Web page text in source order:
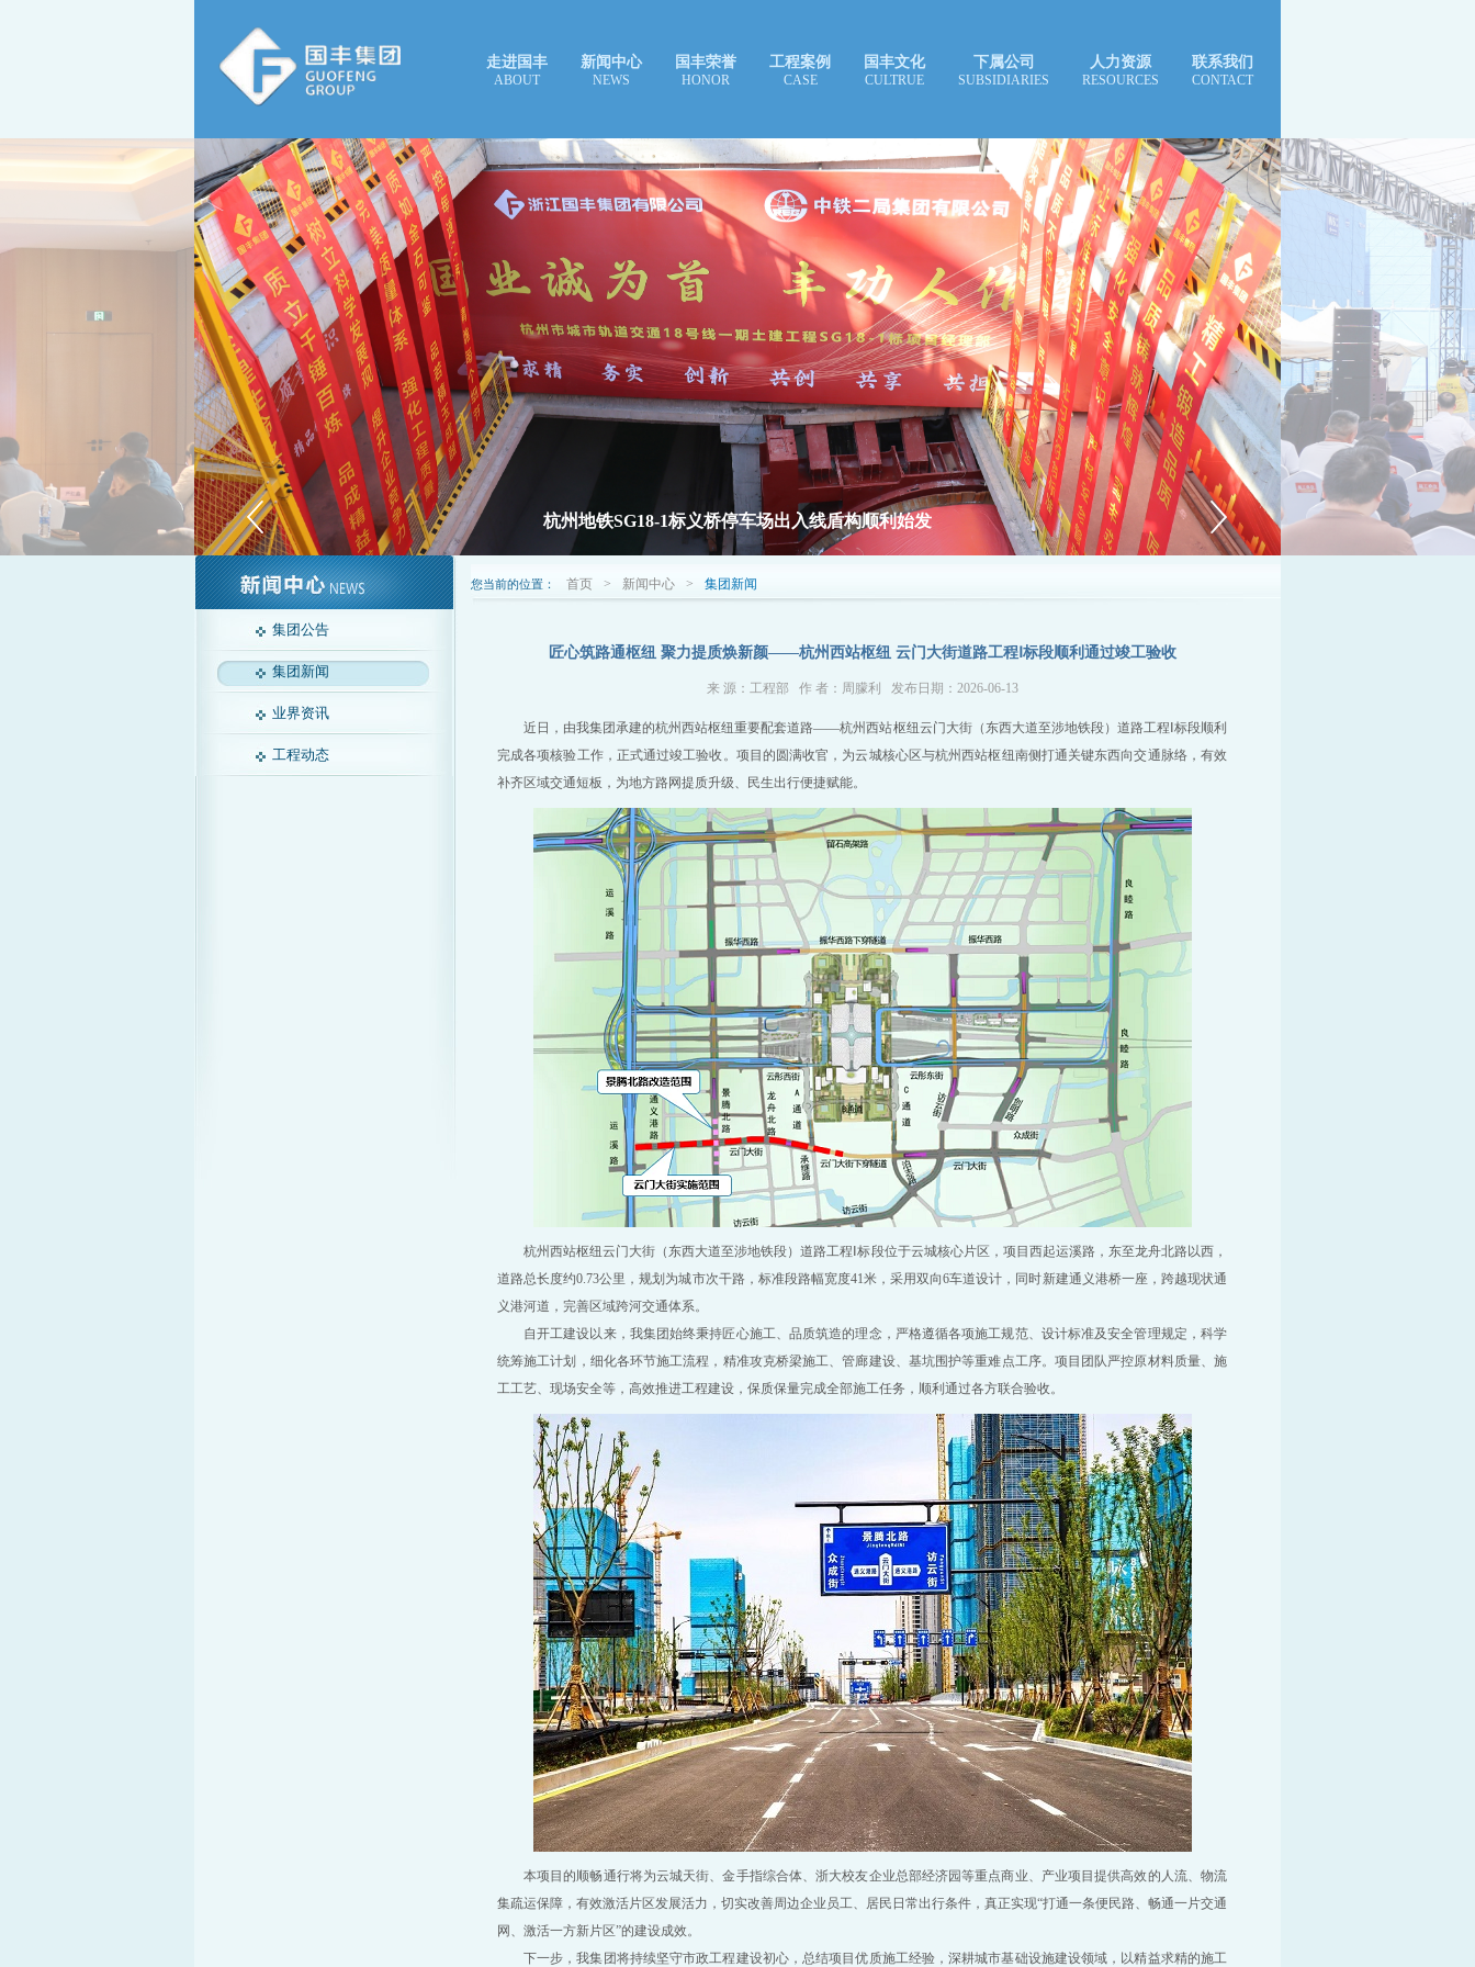
走进国丰
ABOUT
新闻中心
NEWS
国丰荣誉
HONOR
工程案例
CASE
国丰文化
CULTRUE
下属公司
SUBSIDIARIES
人力资源
RESOURCES
联系我们
CONTACT
杭州地铁SG18-1标义桥停车场出入线盾构顺利始发
集团公告
集团新闻
业界资讯
工程动态
您当前的位置： 首页 > 新闻中心 > 集团新闻
匠心筑路通枢纽 聚力提质焕新颜——杭州西站枢纽 云门大街道路工程Ⅰ标段顺利通过竣工验收
来 源：工程部 作 者：周朦利 发布日期：2026-06-13
近日，由我集团承建的杭州西站枢纽重要配套道路——杭州西站枢纽云门大街（东西大道至涉地铁段）道路工程 标段顺利
完成各项核验工作，正式通过竣工验收。项目的圆满收官，为云城核心区与杭州西站枢纽南侧打通关键东西向交通脉络，有效
补齐区域交通短板，为地方路网提质升级、民生出行便捷赋能。
杭州西站枢纽云门大街（东西大道至涉地铁段）道路工程Ⅰ标段位于云城核心片区，项目西起运溪路，东至龙舟北路以西，
道路总长度约0.73公里，规划为城市次干路，标准段路幅宽度41米，采用双向6车道设计，同时新建通义港桥一座，跨越现状通
义港河道，完善区域跨河交通体系。
自开工建设以来，我集团始终秉持匠心施工、品质筑造的理念，严格遵循各项施工规范、设计标准及安全管理规定，科学
统筹施工计划，细化各环节施工流程，精准攻克桥梁施工、管廊建设、基坑围护等重难点工序。项目团队严控原材料质量、施
工工艺、现场安全等，高效推进工程建设，保质保量完成全部施工任务，顺利通过各方联合验收。
本项目的顺畅通行将为云城天街、金手指综合体、浙大校友企业总部经济园等重点商业、产业项目提供高效的人流、物流
集疏运保障，有效激活片区发展活力，切实改善周边企业员工、居民日常出行条件，真正实现“打通一条便民路、畅通一片交通
网、激活一方新片区”的建设成效。
下一步，我集团将持续坚守市政工程建设初心，总结项目优质施工经验，深耕城市基础设施建设领域，以精益求精的施工